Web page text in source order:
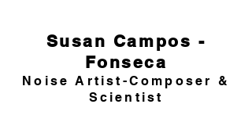
Susan Campos -
Fonseca
Noise Artist-Composer &
Scientist